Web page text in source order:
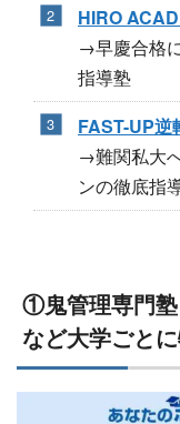
HIRO
→早慶合格
指導塾
FAST-UP逆
→難関私大
ンの徹底指
①鬼管理専門塾
など大学ごと